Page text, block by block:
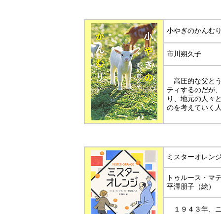
小やぎのかんむ
市川朔久子
高圧的な父と
ティするのだが
り、地元の人々
のを考えていく
ミスターオレン
トゥルース・
平澤朋子（絵）
１９４３年、